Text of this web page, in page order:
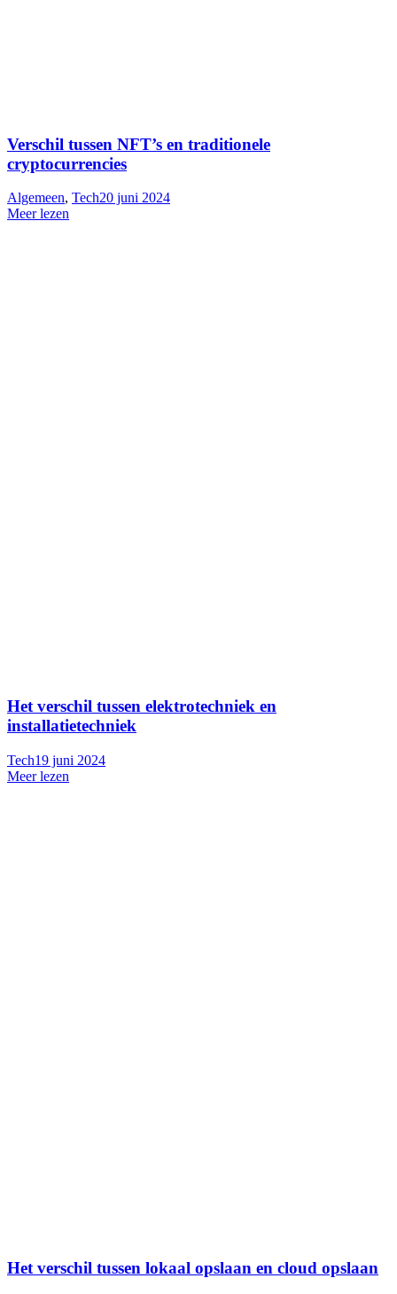
Verschil tussen NFT’s en traditionele
cryptocurrencies
Algemeen, Tech20 juni 2024
Meer lezen
Het verschil tussen elektrotechniek en
installatietechniek
Tech19 juni 2024
Meer lezen
Het verschil tussen lokaal opslaan en cloud opslaan